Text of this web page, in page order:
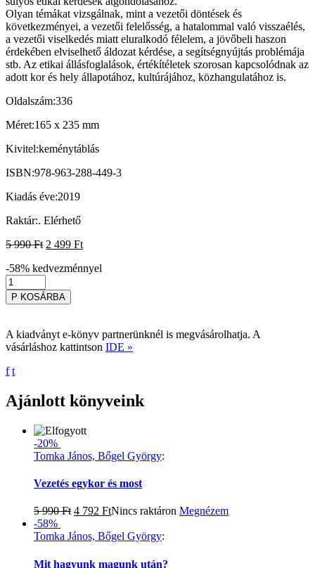
Olyan témákat vizsgálnak, mint a vezetői döntések és
következményei, a vezetői felelősség, a hatalommal való visszaélés,
a vezetői viselkedés miatt eluralkodó félelem, a jövőbeli haszon
érdekében elviselhető áldozat kérdése, a segítségnyújtás problémája
stb. Az etikai állásfoglalások, értékítéletek szorosan kapcsolódnak az
adott kor és hely állapotához, kultúrájához, közhangulatához is.
Oldalszám:336
Méret:165 x 235 mm
Kivitel:keménytáblás
ISBN:978-963-288-449-3
Kiadás éve:2019
Raktár:. Elérhető
5 990Ft 2 499 Ft
-58% kedvezménnyel
P KOSÁRBA
A kiadványt e-könyv partnerünknél is megvásárolhatja. A
vásárláshoz kattintson IDE »
f t
Ajánlott könyveink
-20%
Tomka János, Bőgel György:
Vezetés egykor és most
5 990Ft 4 792 FtNincs raktáron Megnézem
-58%
Tomka János, Bőgel György:
Mit hagyunk magunk után?